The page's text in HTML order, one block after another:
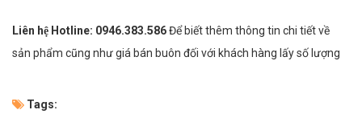
Liên hệ Hotline: 0946.383.586Để biết thêm thông tin chi tiết về
sản phẩm cũng như giá bán buôn đối với khách hàng lấy số lượng
Tags: